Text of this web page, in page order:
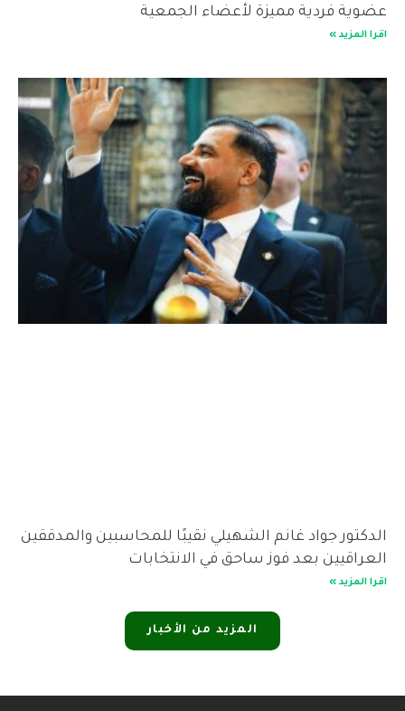
عضوية فردية مميزة لأعضاء الجمعية
اقرا المزيد »
الدكتور جواد غانم الشهيلي نقيبًا للمحاسبين والمدققين
العراقيين بعد فوز ساحق في الانتخابات
اقرا المزيد »
المزيد من الأخبار